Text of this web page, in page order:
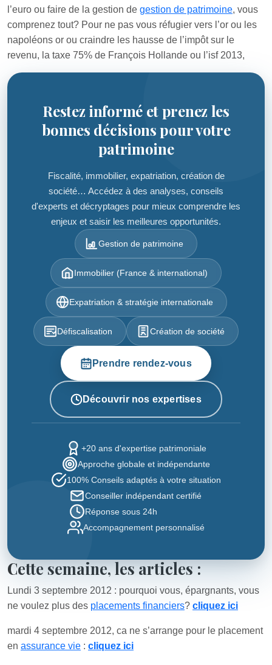
l’euro ou faire de la gestion de gestion de patrimoine, vous
comprenez tout? Pour ne pas vous réfugier vers l’or ou les
napoléons or ou craindre les hausse de l’impôt sur le
revenu, la taxe 75% de François Hollande ou l’isf 2013,
Restez informé et prenez les
bonnes décisions pour votre
patrimoine
Fiscalité, immobilier, expatriation, création de
société… Accédez à des analyses, conseils
d'experts et décryptages pour mieux comprendre les
enjeux et saisir les meilleures opportunités.
Gestion de patrimoine
Immobilier (France & international)
Expatriation & stratégie internationale
Défiscalisation Création de société
Prendre rendez-vous
Découvrir nos expertises
+20 ans d'expertise patrimoniale
Approche globale et indépendante
100% Conseils adaptés à votre situation
Conseiller indépendant certifié
Réponse sous 24h
Accompagnement personnalisé
Cette semaine, les articles :
Lundi 3 septembre 2012 : pourquoi vous, épargnants, vous
ne voulez plus des placements financiers? cliquez ici
mardi 4 septembre 2012, ca ne s’arrange pour le placement
en assurance vie : cliquez ici